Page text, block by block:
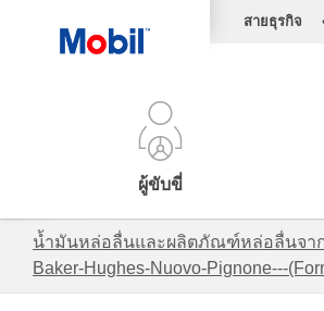
สายธุรกิจ
ผู้ขับขี่
น้ำมันหล่อลื่นและผลิตภัณฑ์หล่อลื่นจาก
Baker-Hughes-Nuovo-Pignone---